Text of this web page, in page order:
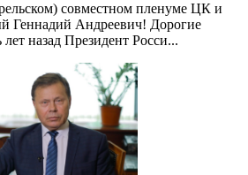
совместном пленуме ЦК и
Андреевич! Дорогие
назад Президент Росси...